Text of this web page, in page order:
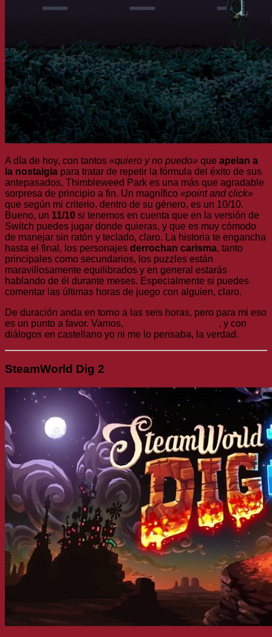
A día de hoy, con tantos «quiero y no puedo» que apelan a
la nostalgia para tratar de repetir la fórmula del éxito de sus
antepasados, Thimbleweed Park es una más que agradable
sorpresa de principio a fin. Un magnífico «point and click»
que según mi criterio, dentro de su género, es un 10/10.
Bueno, un 11/10 si tenemos en cuenta que en la versión de
Switch puedes jugar donde quieras, y que es muy cómodo
de manejar sin ratón y teclado, claro. La historia te engancha
hasta el final, los personajes derrochan carisma, tanto
principales como secundarios, los puzzles están
maravillosamente equilibrados y en general estarás
hablando de él durante meses. Especialmente si puedes
comentar las últimas horas de juego con alguien, claro.
De duración anda en torno a las seis horas, pero para mi eso
es un punto a favor. Vamos,
, y con
diálogos en castellano yo ni me lo pensaba, la verdad.
SteamWorld Dig 2